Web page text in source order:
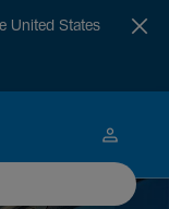
United States